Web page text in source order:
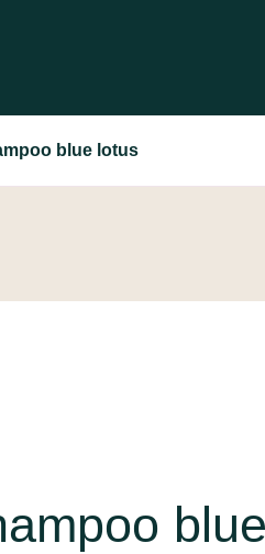
blue lotus